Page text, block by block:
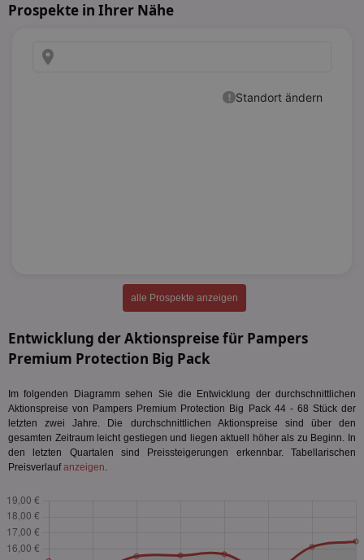
Prospekte in Ihrer Nähe
alle Prospekte anzeigen
Entwicklung der Aktionspreise für Pampers
Premium Protection Big Pack
Im folgenden Diagramm sehen Sie die Entwicklung der durchschnittlichen
Aktionspreise von Pampers Premium Protection Big Pack 44 - 68 Stück der
letzten zwei Jahre. Die durchschnittlichen Aktionspreise sind über den
gesamten Zeitraum leicht gestiegen und liegen aktuell höher als zu Beginn. In
den letzten Quartalen sind Preissteigerungen erkennbar. Tabellarischen
Preisverlaufanzeigen.